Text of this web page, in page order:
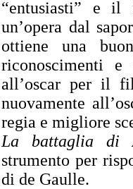
“entusiasti” e il
un’opera dal
ottiene una
riconoscimenti
all’oscar per il
nuovamente
regia e migliore
La battaglia di
strumento per
di de Gaulle.